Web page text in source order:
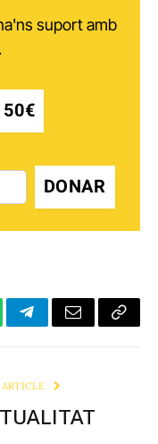
suport amb
50€
DONAR
TelegramEmail Copy